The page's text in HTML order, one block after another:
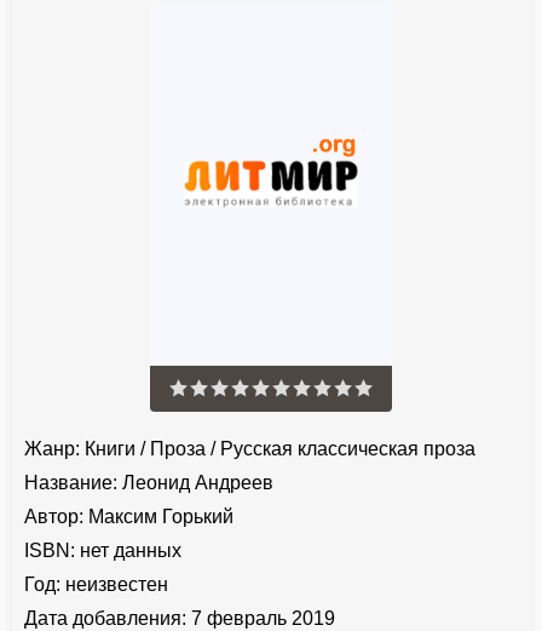
Жанр: Книги / Проза / Русская классическая проза
Название: Леонид Андреев
Автор: Максим Горький
ISBN: нет данных
Год: неизвестен
Дата добавления: 7 февраль 2019